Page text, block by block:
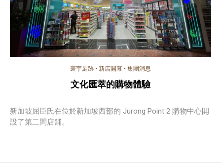
寰宇足跡 • 新店開幕 • 集團消息
文化匯萃的購物體驗
新加坡屈臣氏在位於新加坡西部的 Jurong Point 2 購物中心開
設了第二間店舖。